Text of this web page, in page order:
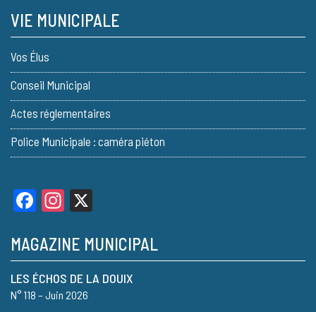
VIE MUNICIPALE
Vos Élus
Conseil Municipal
Actes réglementaires
Police Municipale : caméra piéton
FacebookInstagram
MAGAZINE MUNICIPAL
LES ÉCHOS DE LA DOUIX
N° 118 – Juin 2026